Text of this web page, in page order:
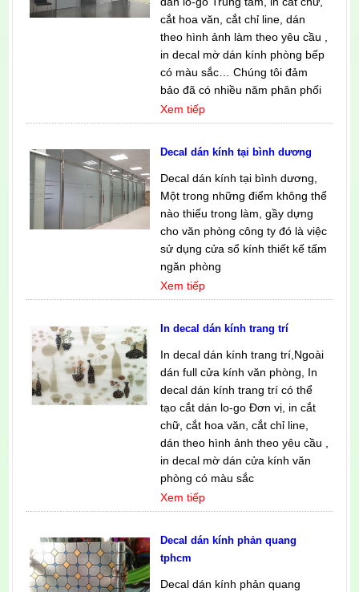
cắt hoa văn, cắt chỉ line, dán
theo hình ảnh làm theo yêu cầu ,
in decal mờ dán kính phòng bếp
có màu sắc… Chúng tôi đảm
bảo đã có nhiều năm phân phối
Xem tiếp
Decal dán kính tại bình dương
Decal dán kính tại bình dương,
Một trong những điểm không thể
nào thiếu trong làm, gầy dựng
cho văn phòng công ty đó là việc
sử dụng cửa sổ kính thiết kế tấm
ngăn phòng
Xem tiếp
In decal dán kính trang trí
In decal dán kính trang trí,Ngoài
dán full cửa kính văn phòng, In
decal dán kính trang trí có thể
tạo cắt dán lo-go Đơn vị, in cắt
chữ, cắt hoa văn, cắt chỉ line,
dán theo hình ảnh theo yêu cầu ,
in decal mờ dán cửa kính văn
phòng có màu sắc
Xem tiếp
Decal dán kính phản quang
tphcm
Decal dán kính phản quang